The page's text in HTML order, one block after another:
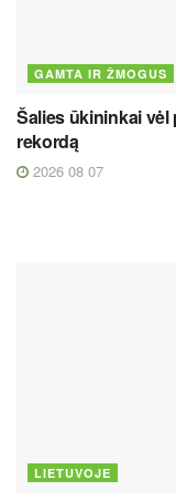
GAMTA IR ŽMOGUS
Šalies ūkininkai
rekordą
2026 08 07
LIETUVOJE